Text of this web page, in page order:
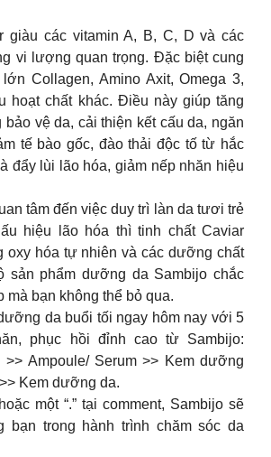
giàu các vitamin A, B, C, D và các
vi lượng quan trọng. Đặc biệt cung
Collagen, Amino Axit, Omega 3,
hoạt chất khác. Điều này giúp tăng
vệ da, cải thiện kết cấu da, ngăn
tế bào gốc, đào thải độc tố từ hắc
đẩy lùi lão hóa, giảm nếp nhăn hiệu
tâm đến việc duy trì làn da tươi trẻ
hiệu lão hóa thì tinh chất Caviar
oxy hóa tự nhiên và các dưỡng chất
sản phẩm dưỡng da Sambijo chắc
mà bạn không thể bỏ qua.
da buổi tối ngay hôm nay với 5
phục hồi đỉnh cao từ Sambijo:
Ampoule/ Serum >> Kem dưỡng
Kem dưỡng da.
một “.” tại comment, Sambijo sẽ
bạn trong hành trình chăm sóc da